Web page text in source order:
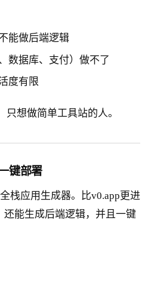
能做后端逻辑
数据库、支付）做不了
度有限
只想做简单工具站的人。
键部署
栈应用生成器。比v0.app更进
能生成后端逻辑，并且一键